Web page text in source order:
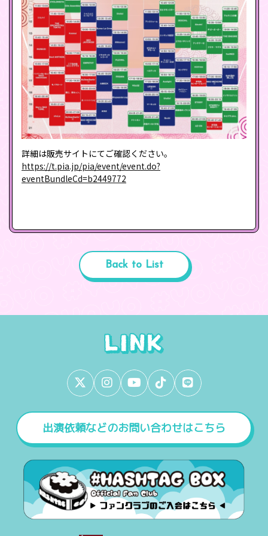
詳細は販売サイトにてご確認ください。
https://t.pia.jp/pia/event/event.do?
eventBundleCd=b2449772
Back to List
出演依頼などのお問い合わせはこちら